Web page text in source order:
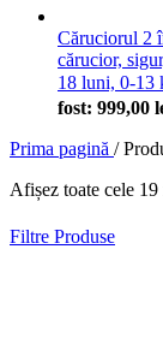
Căruciorul 2
cărucior,
18 luni, 0-13
fost: 999,00
Prima pagină /
Afișez toate cele 19
Filtre Produse